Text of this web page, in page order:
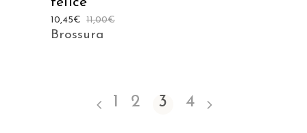
11,00€
10,45€
Brossura
1 2 3 4